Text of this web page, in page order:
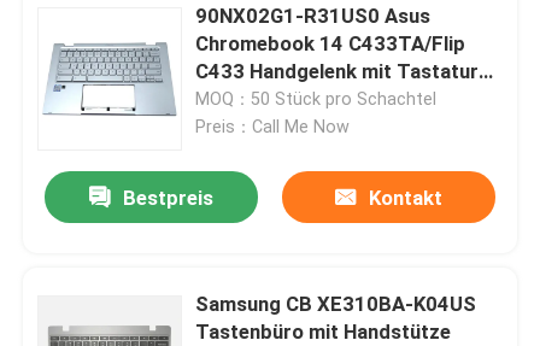
90NX02G1-R31US0 Asus
Chromebook 14 C433TA/Flip
C433 Handgelenk mit Tastatur
Oberhülle Silber
MOQ：50 Stück pro Schachtel
Preis：Call Me Now
Bestpreis Kontakt
Samsung CB XE310BA-K04US
Tastenbüro mit Handstütze